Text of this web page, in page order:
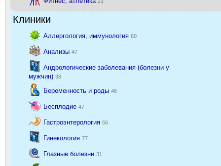
Клиники
Аллергология, иммунология 60
Анализы 47
Андрологические заболевания (болезни у
мужчин) 38
Беременность и роды 46
Бесплодие 47
Гастроэнтерология 56
Гинекология 77
Глазные болезни 31